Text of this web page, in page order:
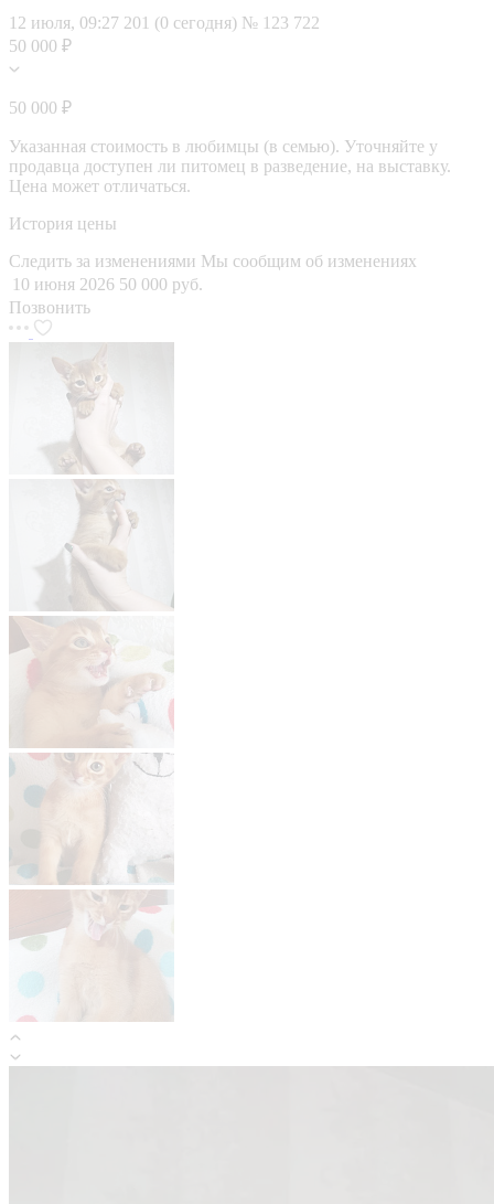
12 июля, 09:27 201 (0 сегодня) № 123 722
50 000 ₽
50 000 ₽
Указанная стоимость в любимцы (в семью). Уточняйте у
продавца доступен ли питомец в разведение, на выставку.
Цена может отличаться.
История цены
Следить за изменениями Мы сообщим об изменениях
10 июня 2026 50 000 руб.
Позвонить